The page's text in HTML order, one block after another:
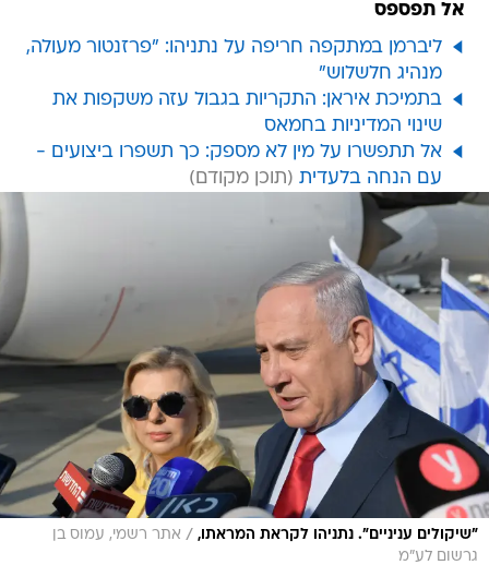
אל תפספס
ליברמן במתקפה חריפה על נתניהו: "פרזנטור מעולה,
מנהיג חלשלוש"
בתמיכת איראן: התקריות בגבול עזה משקפות את
שינוי המדיניות בחמאס
אל תתפשרו על מין לא מספק: כך תשפרו ביצועים -
עם הנחה בלעדית
"שיקולים עניניים". נתניהו לקראת המראתו, / אתר רשמי, עמוס בן
גרשום לע"מ